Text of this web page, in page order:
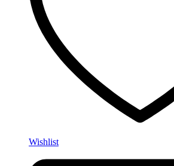
Wishlist